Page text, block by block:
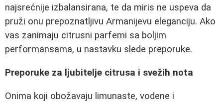
najsrećnije izbalansirana, te da miris ne uspeva da
pruži onu prepoznatljivu Armanijevu eleganciju. Ako
vas zanimaju citrusni parfemi sa boljim
performansama, u nastavku slede preporuke.
Preporuke za ljubitelje citrusa i svežih nota
Onima koji obožavaju limunaste, vodene i